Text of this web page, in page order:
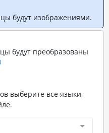
будут изображениями.
будут преобразованы
выберите все языки,